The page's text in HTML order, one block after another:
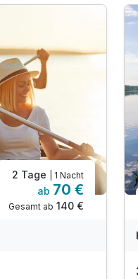
2 Tage | 1 Nacht
ab 70 €
Gesamt ab 140 €